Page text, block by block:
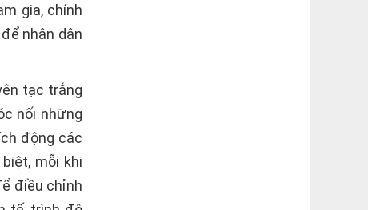
gia, chính
nhân dân
tạc trắng
nối những
động các
mỗi khi
điều chỉnh